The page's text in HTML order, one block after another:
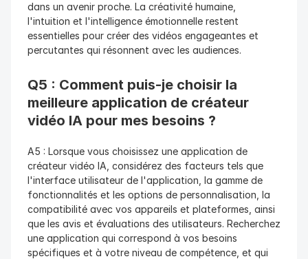
dans un avenir proche. La créativité humaine,
l'intuition et l'intelligence émotionnelle restent
essentielles pour créer des vidéos engageantes et
percutantes qui résonnent avec les audiences.
Q5 : Comment puis-je choisir la
meilleure application de créateur
vidéo IA pour mes besoins ?
A5 : Lorsque vous choisissez une application de
créateur vidéo IA, considérez des facteurs tels que
l'interface utilisateur de l'application, la gamme de
fonctionnalités et les options de personnalisation, la
compatibilité avec vos appareils et plateformes, ainsi
que les avis et évaluations des utilisateurs. Recherchez
une application qui correspond à vos besoins
spécifiques et à votre niveau de compétence, et qui